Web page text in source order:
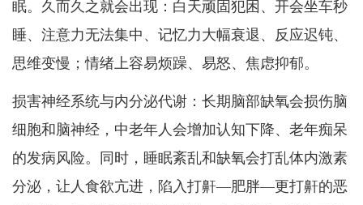
眠。久而久之就会出现：白天顽固犯困、开会坐车秒
睡、注意力无法集中、记忆力大幅衰退、反应迟钝、
思维变慢；情绪上容易烦躁、易怒、焦虑抑郁。
损害神经系统与内分泌代谢：长期脑部缺氧会损伤脑
细胞和脑神经，中老年人会增加认知下降、老年痴呆
的发病风险。同时，睡眠紊乱和缺氧会打乱体内激素
分泌，让人食欲亢进，陷入打鼾—肥胖—更打鼾的恶